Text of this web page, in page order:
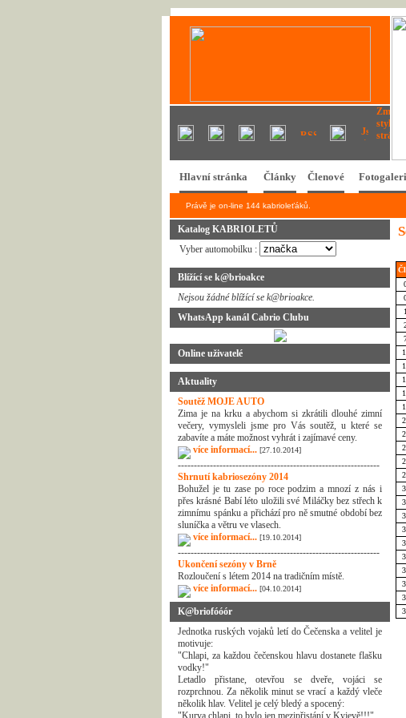
Hlavní stránka Články Členové
Právě je on-line 144 kabrioleťáků.
Katalog KABRIOLETŮ
Vyber automobilku :
Blížící se k@brioakce
Nejsou žádné blížící se k@brioakce.
WhatsApp kanál Cabrio Clubu
Online uživatelé
Aktuality
Soutěž MOJE AUTO
Zima je na krku a abychom si zkrátili dlouhé zimní
večery, vymysleli jsme pro Vás soutěž, u které se
zabavíte a máte možnost vyhrát i zajímavé ceny.
více informací... [27.10.2014]
---------------------------------------------------------------
Shrnutí kabriosezóny 2014
Bohužel je tu zase po roce podzim a mnozí z nás i
přes krásné Babí léto uložili své Miláčky bez střech k
zimnímu spánku a přichází pro ně smutné období bez
sluníčka a větru ve vlasech.
více informací... [19.10.2014]
---------------------------------------------------------------
Ukončení sezóny v Brně
Rozloučení s létem 2014 na tradičním místě.
více informací... [04.10.2014]
K@briofóóór
Jednotka ruských vojaků letí do Čečenska a velitel je
motivuje:
"Chlapi, za každou čečenskou hlavu dostanete flašku
vodky!"
Letadlo přistane, otevřou se dveře, vojáci se
rozprchnou. Za několik minut se vrací a každý vleče
několik hlav. Velitel je celý bledý a spocený:
"Kurva chlapi, to bylo jen mezipřistání v Kyjevě!!!"